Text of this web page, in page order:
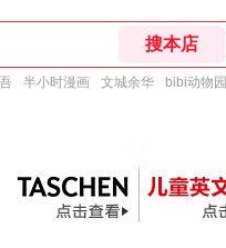
半小时漫画 文城余华 bibi动物园